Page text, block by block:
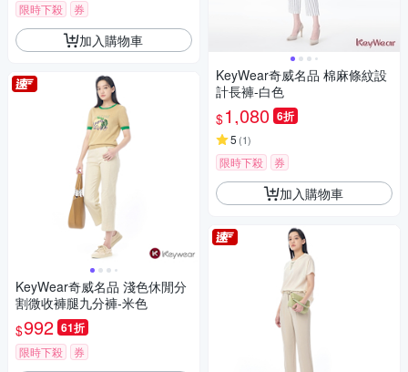
限時下殺 券
加入購物車
KeyWear奇威名品 淺色休閒分
割微收褲腿九分褲-米色
$992 61折
限時下殺 券
KeyWear奇威名品 棉麻條紋設
計長褲-白色
$1,080 6折
5 (1)
限時下殺 券
加入購物車